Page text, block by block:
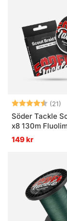
Betyg: (21)
Söder Tackle
x8 130m
149 kr